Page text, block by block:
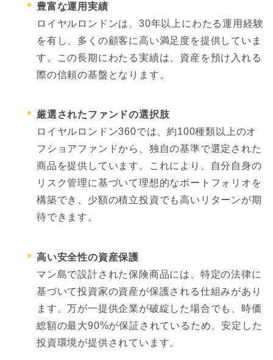
豊富な運用実績
ロイヤルロンドンは、30年以上にわたる運用経験
を有し、多くの顧客に高い満足度を提供していま
す。この長期にわたる実績は、資産を預け入れる
際の信頼の基盤となります。
厳選されたファンドの選択肢
ロイヤルロンドン360では、約100種類以上のオ
フショアファンドから、独自の基準で選定された
商品を提供しています。これにより、自分自身の
リスク管理に基づいて理想的なポートフォリオを
構築でき、少額の積立投資でも高いリターンが期
待できます。
高い安全性の資産保護
マン島で設計された保険商品には、特定の法律に
基づいて投資家の資産が保護される仕組みがあり
ます。万が一提供企業が破綻した場合でも、時価
総額の最大90%が保証されているため、安定した
投資環境が提供されています。